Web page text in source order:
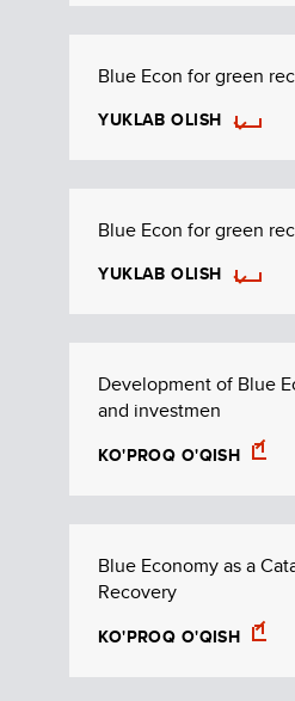
Blue Econ for green
YUKLAB OLISH
Blue Econ for green
YUKLAB OLISH
Development of Blue
and investmen
KO'PROQ O'QISH
Blue Economy as a
Recovery
KO'PROQ O'QISH